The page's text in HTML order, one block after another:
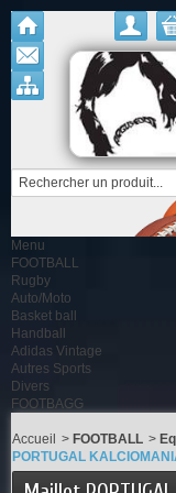
Menu
FOOTBALL
Rugby
Auto/Moto
Basket ball
Handball
Adidas Vintage
Autres Sports
Divers
FOOTBAGG
Accueil > FOOTBALL >
PORTUGAL